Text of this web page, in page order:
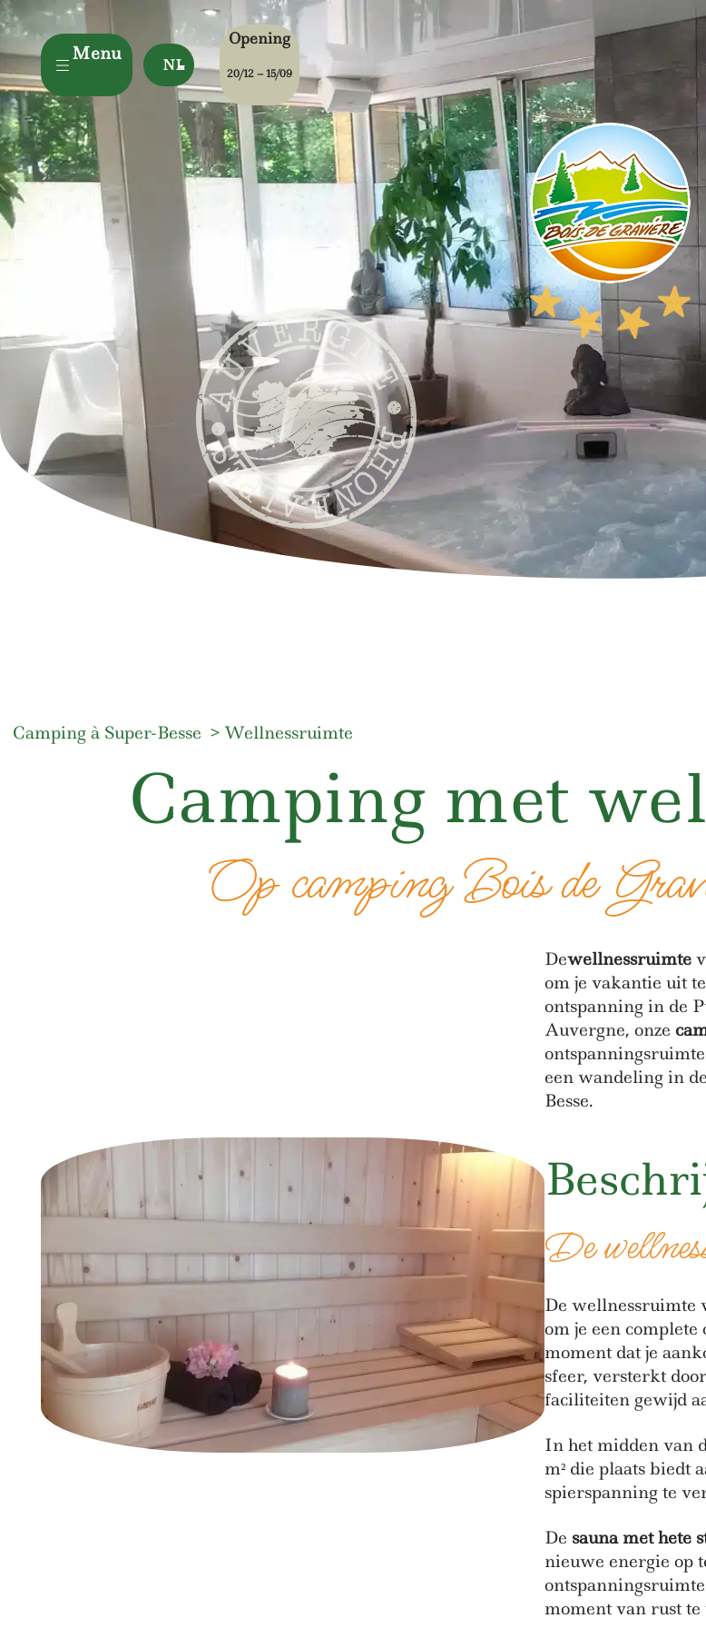
Menu
NL
Opening
20/12 – 15/09
Camping à Super-Besse Wellnessruimte
Camping met
Op camping Bois de
Dewellnessruimte
om je vakantie uit
ontspanning in de
Auvergne, onze
een wandeling in
Besse.
De
De wellnessruimte
om je een
moment dat je
sfeer, versterkt
faciliteiten gewijd
In het midden van
m² die plaats biedt
spierspanning te
De sauna met hete
nieuwe energie op
moment van rust